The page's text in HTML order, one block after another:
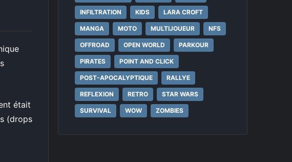
était
(drops
INFILTRATION KIDS LARA CROFT
MANGA MOTO MULTIJOUEUR NFS
OFFROAD OPEN WORLD PARKOUR
PIRATES POINT AND CLICK
POST-APOCALYPTIQUE RALLYE
REFLEXION RETRO STAR WARS
SURVIVAL WOW ZOMBIES